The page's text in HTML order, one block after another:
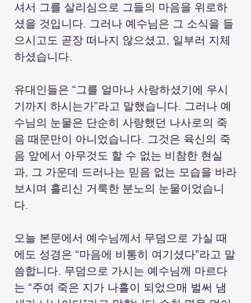
셔서 그를 살리심으로 그들의 마음을 위로하
셨을 것입니다. 그러나 예수님은 그 소식을 들
으시고도 곧장 떠나지 않으셨고, 일부러 지체
하셨습니다.
유대인들은 “그를 얼마나 사랑하셨기에 우시
기까지 하시는가”라고 말했습니다. 그러나 예
수님의 눈물은 단순히 사랑했던 나사로의 죽
음 때문만이 아니었습니다. 그것은 육신의 죽
음 앞에서 아무것도 할 수 없는 비참한 현실
과, 그 가운데 드러나는 믿음 없는 모습을 바라
보시며 흘리신 거룩한 분노의 눈물이었습니
다.
오늘 본문에서 예수님께서 무덤으로 가실 때
에도 성경은 “마음에 비통히 여기셨다”라고 말
씀합니다. 무덤으로 가시는 예수님께 마르다
는 “주여 죽은 지가 나흘이 되었으매 벌써 냄